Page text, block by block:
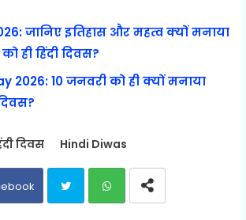
जानिए इतिहास और महत्व क्यों मनाया
ही हिंदी दिवस?
2026: 10 जनवरी को ही क्यों मनाया
दिवस Hindi Diwas